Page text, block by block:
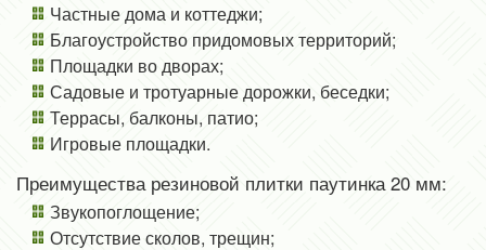
Частные дома и коттеджи;
Благоустройство придомовых территорий;
Площадки во дворах;
Садовые и тротуарные дорожки, беседки;
Террасы, балконы, патио;
Игровые площадки.
Преимущества резиновой плитки паутинка 20 мм:
Звукопоглощение;
Отсутствие сколов, трещин;